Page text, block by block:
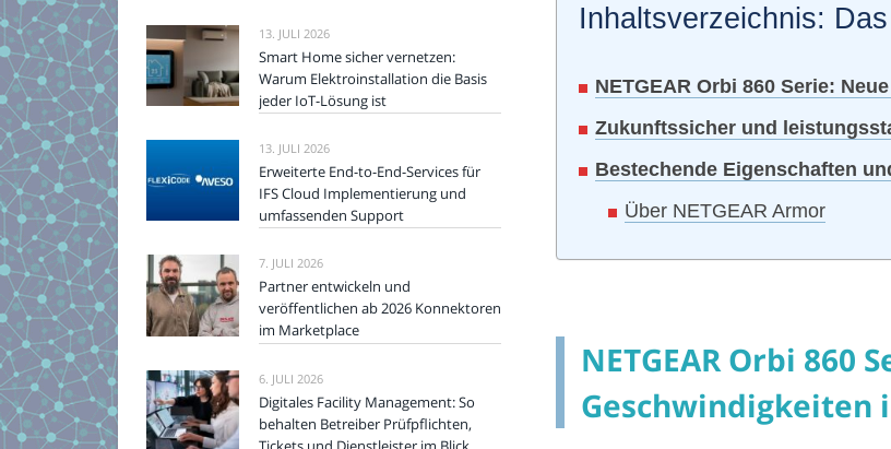
Inhaltsverzeichnis:
NETGEAR Orbi 860 Serie:
Zukunftssicher und
Bestechende Eigenschaften
Über NETGEAR Armor
NETGEAR Orbi 860
Geschwindigkeiten
13. JULI 2026
Smart Home sicher vernetzen:
Warum Elektroinstallation die Basis
jeder IoT-Lösung ist
13. JULI 2026
Erweiterte End-to-End-Services für
IFS Cloud Implementierung und
umfassenden Support
7. JULI 2026
Partner entwickeln und
veröffentlichen ab 2026 Konnektoren
im Marketplace
6. JULI 2026
Digitales Facility Management: So
behalten Betreiber Prüfpflichten,